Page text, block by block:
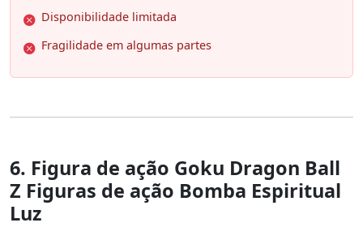
Disponibilidade limitada
Fragilidade em algumas partes
6. Figura de ação Goku Dragon Ball
Z Figuras de ação Bomba Espiritual
Luz